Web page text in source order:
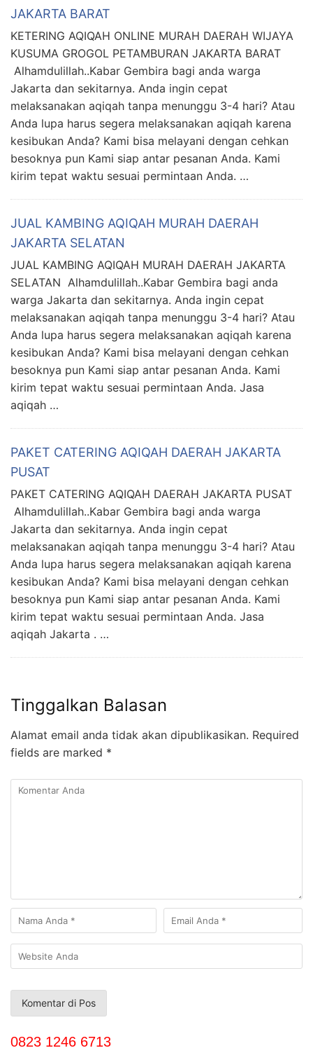
JAKARTA BARAT
KETERING AQIQAH ONLINE MURAH DAERAH WIJAYA
KUSUMA GROGOL PETAMBURAN JAKARTA BARAT
Alhamdulillah..Kabar Gembira bagi anda warga
Jakarta dan sekitarnya. Anda ingin cepat
melaksanakan aqiqah tanpa menunggu 3-4 hari? Atau
Anda lupa harus segera melaksanakan aqiqah karena
kesibukan Anda? Kami bisa melayani dengan cehkan
besoknya pun Kami siap antar pesanan Anda. Kami
kirim tepat waktu sesuai permintaan Anda. …
JUAL KAMBING AQIQAH MURAH DAERAH
JAKARTA SELATAN
JUAL KAMBING AQIQAH MURAH DAERAH JAKARTA
SELATAN Alhamdulillah..Kabar Gembira bagi anda
warga Jakarta dan sekitarnya. Anda ingin cepat
melaksanakan aqiqah tanpa menunggu 3-4 hari? Atau
Anda lupa harus segera melaksanakan aqiqah karena
kesibukan Anda? Kami bisa melayani dengan cehkan
besoknya pun Kami siap antar pesanan Anda. Kami
kirim tepat waktu sesuai permintaan Anda. Jasa
aqiqah …
PAKET CATERING AQIQAH DAERAH JAKARTA
PUSAT
PAKET CATERING AQIQAH DAERAH JAKARTA PUSAT
Alhamdulillah..Kabar Gembira bagi anda warga
Jakarta dan sekitarnya. Anda ingin cepat
melaksanakan aqiqah tanpa menunggu 3-4 hari? Atau
Anda lupa harus segera melaksanakan aqiqah karena
kesibukan Anda? Kami bisa melayani dengan cehkan
besoknya pun Kami siap antar pesanan Anda. Kami
kirim tepat waktu sesuai permintaan Anda. Jasa
aqiqah Jakarta . …
Tinggalkan Balasan
Alamat email anda tidak akan dipublikasikan. Required
fields are marked *
0823 1246 6713